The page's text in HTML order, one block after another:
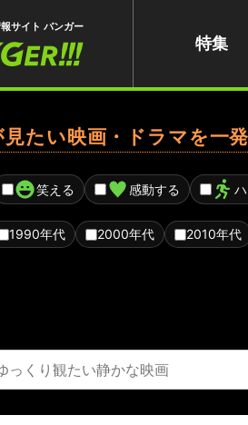
サイト バンガー
特集
たい映画・ドラマを一
笑える 感動する
1990年代 2000年代 2010年代